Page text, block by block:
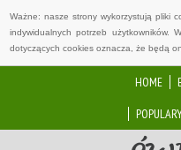
Ważne: nasze strony wykorzystują pliki
indywidualnych potrzeb użytkowników.
dotyczących cookies oznacza, że będą
HOME